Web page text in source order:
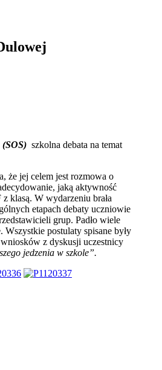
szkolna debata na temat
że jej celem jest rozmowa o
jaką aktywność
klasą. W wydarzeniu brała
etapach debaty uczniowie
grup. Padło wiele
postulaty spisane były
z dyskusji uczestnicy
jedzenia w szkole”.